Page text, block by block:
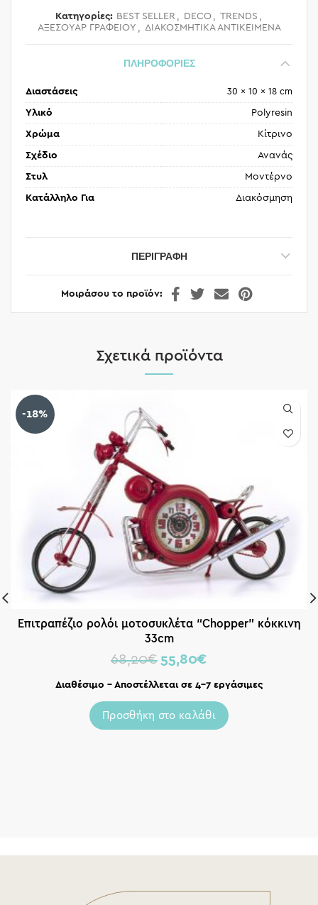
Κατηγορίες: BEST SELLER DECO TRENDS
ΑΞΕΣΟΥΑΡ ΓΡΑΦΕΙΟΥ
ΔΙΑΚΟΣΜΗΤΙΚΑ ΑΝΤΙΚΕΙΜΕΝΑ
ΠΛΗΡΟΦΟΡΙΕΣ
Διαστάσεις 30 × 10 × 18 cm
Υλικό Polyresin
Χρώμα Κίτρινο
Σχέδιο Ανανάς
Στυλ Μοντέρνο
Κατάλληλο Για Διακόσμηση
ΠΕΡΙΓΡΑΦΉ
Μοιράσου το προϊόν
Σχετικά προϊόντα
-18%
Επιτραπέζιο ρολόι μοτοσυκλέτα “Chopper” κόκκινη
33cm
68,20€ 55,80€
Διαθέσιμο – Αποστέλλεται σε 4-7 εργάσιμες
Προσθήκη στο καλάθι